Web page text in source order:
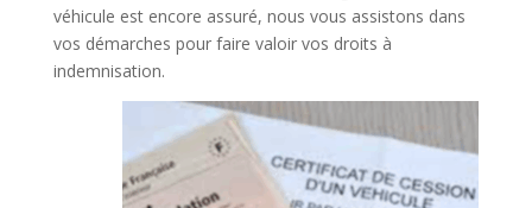
véhicule est encore assuré, nous vous assistons dans
vos démarches pour faire valoir vos droits à
indemnisation.